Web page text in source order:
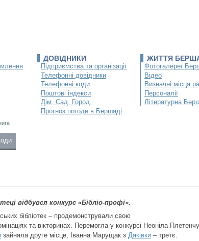
ДОВІДНИКИ
Підприємства та організації
Телефонні довідники
Телефонні коди
Поштові індекси
Дім. Сад. Город.
Прогноз погоди в Бершаді
ЖИТТЯ
Фотогалереї
Відео
Визначні місця
Персоналії
Літературна
відбувся конкурс «Бібліо-профі».
бібліотек – продемонстрували свою
та вікторинах. Перемогла у конкурсі Неоніла
зайняла друге місце, Іванна Марущак з Дяківки – третє.